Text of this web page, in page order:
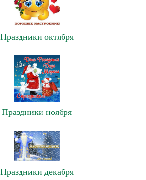
Праздники октября
Праздники ноября
Праздники декабря